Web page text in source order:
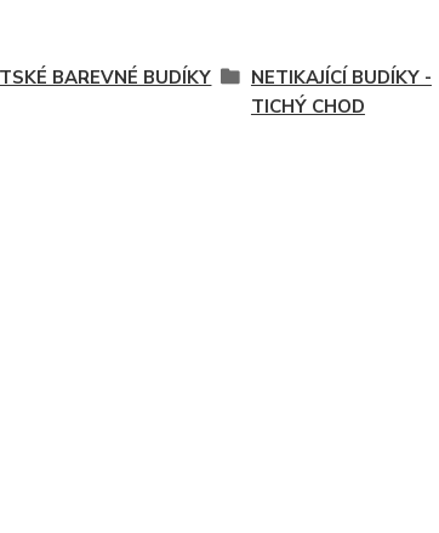
BAREVNÉ BUDÍKY
NETIKAJÍCÍ BUDÍKY -
TICHÝ CHOD